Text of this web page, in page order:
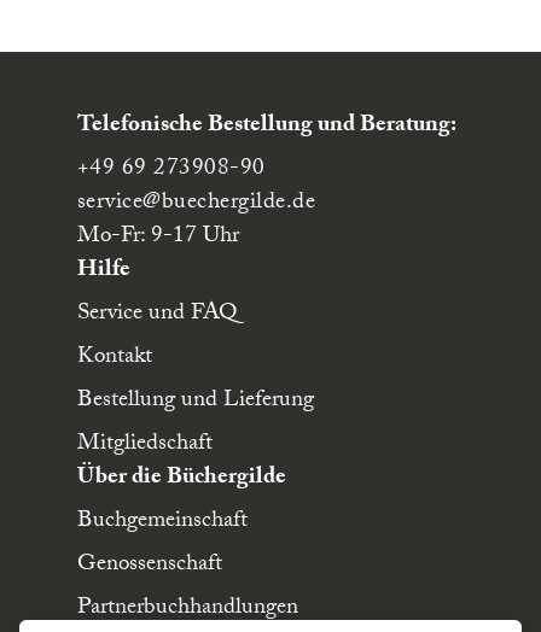
Telefonische Bestellung und Beratung:
+49 69 273908-90
service@buechergilde.de
Mo-Fr: 9-17 Uhr
Hilfe
Service und FAQ
Kontakt
Bestellung und Lieferung
Mitgliedschaft
Über die Büchergilde
Buchgemeinschaft
Genossenschaft
Partnerbuchhandlungen